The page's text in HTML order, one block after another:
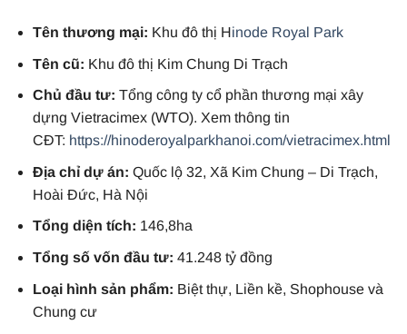
Tên thương mại: Khu đô thị Hinode Royal Park
Tên cũ: Khu đô thị Kim Chung Di Trạch
Chủ đầu tư: Tổng công ty cổ phần thương mại xây
dựng Vietracimex (WTO). Xem thông tin
CĐT: https://hinoderoyalparkhanoi.com/vietracimex.html
Địa chỉ dự án: Quốc lộ 32, Xã Kim Chung – Di Trạch,
Hoài Đức, Hà Nội
Tổng diện tích: 146,8ha
Tổng số vốn đầu tư: 41.248 tỷ đồng
Loại hình sản phẩm: Biệt thự, Liền kề, Shophouse và
Chung cư